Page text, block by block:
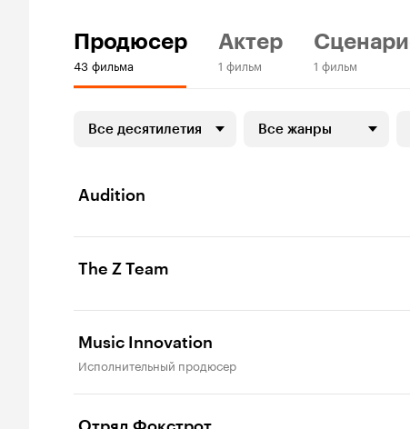
Продюсер
43 фильма
Актер
1 фильм 1 фильм
Все десятилетия Все жанры
Audition
The Z Team
Music Innovation
исполнительный продюсер